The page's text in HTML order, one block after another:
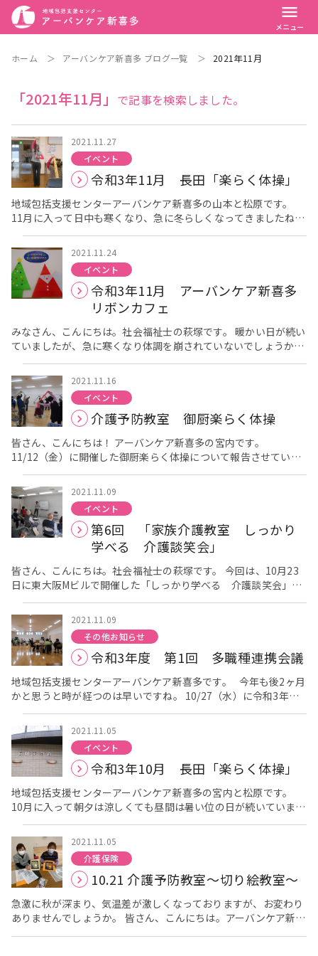
menu
メニュー
ホーム ＞ アーバンケア新喜多 ブログ一覧 ＞ 2021年11月
「2021年11月」 で記事を検索しました。
2021.11.27
イベント
令和3年11月 長田「楽らく体操」
地域包括支援センターアーバンケア新喜多の山本と松原です。
11月に入って日中も寒くなり、急に冬らしくなってきましたね。
皆さまはいかがお過ごしですか？ 11月26日の金曜日に長田「楽
らく体操」が長田東自治会館で開催されましたので、その様子を
お伝えしたいと思います。 [caption id="attachment_2103"
align="alignnone" width="300"] こちらの会館で行っていま
す。[/caption] 大阪の感染者数も20人を下回る日が続いてお
り、全国的にも150人を下回る日が続いていますが、油断のでき
ない状況が続いておりますので、今回も三密を避けるために、
13：30からと14：45からの２回に分け、窓の開放、入館時の検
温、手指の消毒、使用した椅子の消毒などをしっかりと行いなが
ら開催させて頂きました。今回は13:30からの部は11名の方が、
14:45からの部は10名の方が参加してくださいました。 講師
は、いつも楽しく体操される、健康運動実践指導者の前田真理子
先生です。前田先生は運動をする前に、その運動でどのような効
果があるかなどわかりやすく解説してくださいます。 [caption
id="attachment_2102" align="alignnone" width="300"] 先
ずはリラックスして体をほぐします。[/caption] いつもの頭と
体をほぐす指運動から始まり、本日は脇の筋肉を伸ばすことで股
関節が柔らかくなり、歩行時の安定につながることをわかりやす
く教えてくださいました。関係ないように思える筋肉がつながっ
て体を構成しているのですね。 また本日はタオルを使った体操を
していただきましたが、タオルを使うことで伸ばしにくい動作も
行いやすくなったり、無理なく伸ばすことができる事、また床に
広げ足の指先でたぐり寄せる動作（ギャザリング）をすることで
ども教えてくださいました。 [caption id="attachment_2104"
align="alignnone" width="300"] タオルを使うと無理なく運動
が出来ます。[/caption] [caption id="attachment_2108"
align="alignnone" width="300"] ギャザリング。難しいですが
前田先生はお上手です。[/caption] [caption
id="attachment_2109" align="alignnone" width="300"] で
きないと言いながら皆さん真剣です。[/caption] [caption
id="attachment_2107" align="alignnone" width="300"] 前
田先生の姿勢、キレイですね。[/caption] [caption
id="attachment_2105" align="alignnone" width="300"] も
ちろんスクワットも行います。[/caption] また最後には都はるみ
さんの「さようなら」の音楽に合わせた体操を皆様で行いまし
た。音楽に合わせて踊る事は、リズムに乗る、体操として次の動
作を考えるなど一度に色々な事を考える必要があるので頭の体操
にも良いそうです。大きな声こそ出せませんが、皆さん小さな声
で歌われながら体操に取り組まれていました。 [caption
id="attachment_2106" align="alignnone" width="300"] 曲
に合わせて大きく動きます。[/caption] [caption
id="attachment_2110" align="alignnone" width="300"] 皆
さん真剣に取り組まれます。[/caption] 「楽らく体操」に定期的
に体操に参加して体を動かすことや、また頭の体操を兼ねた指体
操、筋肉を鍛える運動などでは間違いがあっても笑いが生まれ、
明るい気持ちになることの場であるとも思います。大きな声で笑
う機会があるのも「楽らく体操」の良いところではないかと思い
ます。 [caption id="attachment_2114" align="alignnone"
2021.11.24
イベント
令和3年11月 アーバンケア新喜多
リボンカフェ
みなさん、こんにちは。社会福祉士の萩塚です。 暖かい日が続い
ていましたが、急に寒くなり体調を崩されていないでしょうか。
今回は、11月20日（土）に御厨会館で開催された、アーバンケ
ア新喜多リボンカフェについてご報告します。 当日は朝から天候
も良く、6名の方にご参加いただいています。 まず初めに管理者
の髙平より挨拶がありました。 インフルエンザの話になり、参加
者の方はみなさん予防接種も済んでいるとのことでした。 リボン
カフェでは、指先を動かすことが認知症予防につながるというこ
ともあり、毎回季節の物作りを行っています。 今回は、少し気が
早いですが折り紙と色画用紙を使用し、クリスマスカード作りを
行いました。 折り紙を使用しサンタクロースともみの木を作りま
したが、難しい工程もあり、分からないところは隣の方と教えあ
いながら 和気あいあいと作業されていました。 完成したサンタ
クロースともみの木を色画用紙に貼り、シールで飾り付けを行い
ます。 特に男性陣が作業に夢中になり、シールで雪を降らせたり
されていました。 それぞれ個性のある作品が完成しています。
も参加していただく事で、認知症であっても、 いつまでも住み慣
れた地域で生活を続けていただけるよう、地域のつながりの場と
なればと開催させていただいています。 次回は、12月18日
（土）13：30から御厨会館で開催を予定しています。コロナウイ
ルス感染症拡大防止の観点から 定員15名での開催になりますの
で、興味のある方はアーバンケア新喜多【06-6784-0001】まで
ご連絡お願いします。
2021.11.16
イベント
介護予防教室 御厨楽らく体操
皆さん、こんにちは！ アーバンケア新喜多の宮内です。
11/12（金）に開催した御厨楽らく体操について報告させていた
だきます。 前回よりも参加者が多く、初めて参加される方もお
られました。 今回はストレッチの後で、タオルを使った体操を行
いました。 [caption id="attachment_2067"
align="alignnone" width="300"] 指をしっかり動かすことで脳
が活性化します。[/caption] [caption id="attachment_2068"
align="alignnone" width="300"] 腰もゆっくり伸ばしてあげま
しょう。[/caption] 体がほぐれたところで、いよいよタオルの
登場です。 [caption id="attachment_2074"
align="alignnone" width="300"] まずは軽くタオルを振りま
す。[/caption] [caption id="attachment_2069"
align="alignnone" width="300"] 指２本でしっかり両端を掴
み、タオルを横に引っ張ります。[/caption] 前田先生から「握
力は全身の筋力に比例します！」と話がありました。 握力のある
人は、足の筋力もしっかりついています。 入院中などで体を動か
せない人は、手や腕の運動をすることで 足の筋力が落ちにくくな
るそうです。 [caption id="attachment_2070"
align="alignnone" width="300"] タオルを上下に動かすことで
肩甲骨の運動になります。[/caption] [caption
id="attachment_2071" align="alignnone" width="300"] ギ
ャザリングで足の指もしっかり動かします。[/caption] 体に痛
みがある方は、タオルの長さを調整したり 高さや角度を変えるこ
とで、無理なく体操ができます。 [caption
id="attachment_2072" align="alignnone" width="300"] 足
の裏がよく伸びて気持ちが良いですよ。[/caption] [caption
id="attachment_2073" align="alignnone" width="300"] 普
段あまり使っていない体側も伸ばします。[/caption] 最後は
「ソーラン節」のリズムに合わせて体を動かします。 [caption
id="attachment_2075" align="alignnone" width="300"] 力
強く船をこいでいますね！[/caption] 皆さんも、自宅にあるタ
オルを使って自宅でぜひチャレンジして下さいね。 次回は12月
10日（金）に御厨会館にて開催予定です！ 皆さんのご参加をお
待ちしております。
2021.11.09
イベント
第6回 「家族介護教室 しっかり
学べる 介護談笑会」
皆さん、こんにちは。社会福祉士の萩塚です。 今回は、10月23
日に東大阪Mビルで開催した「しっかり学べる 介護談笑会」に
ついてご報告いたします。 東大阪Mビルでは2回目の開催とな
り、10月は「いろいろな福祉用具について」という内容で、福祉
用具事業所のナニワ商事株式会社の方にお越しいただき、分かり
やすくお話しいただきました。 当日は、朝から天候も良く7名の
方にご参加いただいています。 開催にあたり管理者の髙平よりご
挨拶させていただきました。 まずは福祉用具を利用するために必
要な介護保険の申請や、介護保険のサービスについて、萩塚より
説明させていただきました。 認知症の予防につながる、自宅でも
できる簡単な指の体操も行いました。 いよいよ本題である福祉用
具のお話を、ナニワ商事株式会社の方よりしていただきました。
資料だけでなく実際に福祉用具を持ってきていただき、実物を見
てもらいながら説明していただきました。 福祉用具といっても購
入するものやレンタルで利用するものなど様々で、皆さん真剣に
聞いておられました。 説明を聞いてもらった後は、実際に福祉用
具を試していただきました。コロナウイルス感染症拡大防止対策
で短い時間で消毒を行いながら実施しています。 参加者はお元気
な方が多く、普段は福祉用具に触れる機会もないため、分からな
いことは質問しながら試されていました。 次回は、11月27日
（土）10：30より東大阪Mビルで開催予定になっています。 定
員15名での開催になりますので、ご興味のある方はアーバンケア
新喜多【06-6784-0001】までご連絡お願いします。
2021.11.09
その他お知らせ
令和3年度 第1回 多職種連携会議
地域包括支援センターアーバンケア新喜多です。 今年も後2ヶ月
かと思うと時が経つのは早いですね。 10/27（水）に令和3年
度 第1回 多職種連携会議を開催しましたので、お伝えしたい
と思います。 多職種連携会議とは、地域の医療、保健、介護、
福祉の関係者が一堂に会し、事例の検討や研修会を通じて、各関
係者同士の顔を知り、各職種で何ができるのか役割を確認する会
議です。 それにより在宅医療と介護の関係者間の連携を強化し、
地域の介護を必要とされる方々へ、より良いサービスを提供でき
る体制を作ることを目的としています。月末のお忙しい時期にも
関わらず8名の方々が参加してくださいました。 今回も開催に
は三密を避け、窓の開放、入館時の検温、手指の消毒などをしっ
かりと行いながら開催させて頂きました。 [caption
id="attachment_2045" align="alignnone" width="300"] 管
理者の髙平からご挨拶をさせていただきました。[/caption]
[caption id="attachment_2046" align="alignnone"
[/caption] コロナウイルス感染症が蔓延したことによって、外出
機会等が減り、フレイル状態になってしまった方への事例につい
て、各職種で意見を交換しました。また事例検討だけではなく、
2021.11.05
イベント
令和3年10月 長田「楽らく体操」
地域包括支援センターアーバンケア新喜多の宮内と松原です。
10月に入って朝夕は涼しくても昼間は暑い位の日が続いていまし
たが、今週から日中も寒くなり、冬が近づいてきている感じがあ
りますが、皆さまいかがお過ごしですか？ 10月22日に長田東自
治会館で長田「楽らく体操」が開催されましたので、その様子を
お伝えしたいと思います。 緊急事態宣言も解除され、大阪の感
染者数も100人を下回る日が続いておりますが、油断できない状
況が続いておりますので今回も三密を避けるために、13：30か
らと14：45からの２回に分け、窓の開放、入館時の検温、手指の
消毒、使用した椅子の消毒などをしっかりと行いながら開催させ
て頂きました。 今回は13:30からの部は14名の方が、14:45から
2021.11.05
介護保険
10.21 介護予防教室～切り絵教室～
急激に秋が深まり、気温差が激しくなっておりますが、お変わり
ありませんでしょうか。 皆さん、こんにちは。アーバンケア新喜